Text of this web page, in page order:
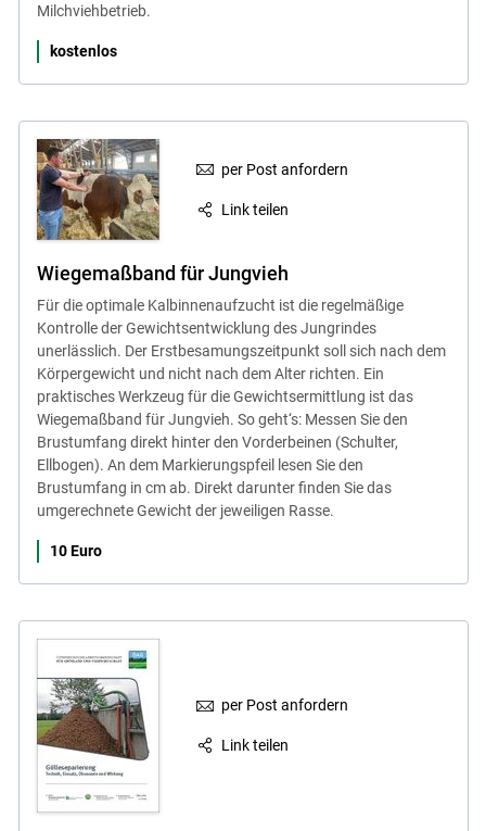
Milchviehbetrieb.
kostenlos
per Post anfordern
Link teilen
Wiegemaßband für Jungvieh
Für die optimale Kalbinnenaufzucht ist die regelmäßige
Kontrolle der Gewichtsentwicklung des Jungrindes
unerlässlich. Der Erstbesamungszeitpunkt soll sich nach dem
Körpergewicht und nicht nach dem Alter richten. Ein
praktisches Werkzeug für die Gewichtsermittlung ist das
Wiegemaßband für Jungvieh. So geht‘s: Messen Sie den
Brustumfang direkt hinter den Vorderbeinen (Schulter,
Ellbogen). An dem Markierungspfeil lesen Sie den
Brustumfang in cm ab. Direkt darunter finden Sie das
umgerechnete Gewicht der jeweiligen Rasse.
10 Euro
per Post anfordern
Link teilen